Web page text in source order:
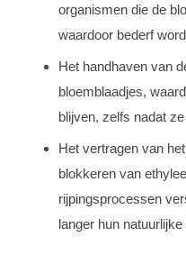
organismen die de
waardoor bederf
Het handhaven van
bloemblaadjes,
blijven, zelfs nadat
Het vertragen van
blokkeren van
rijpingsprocessen
langer hun